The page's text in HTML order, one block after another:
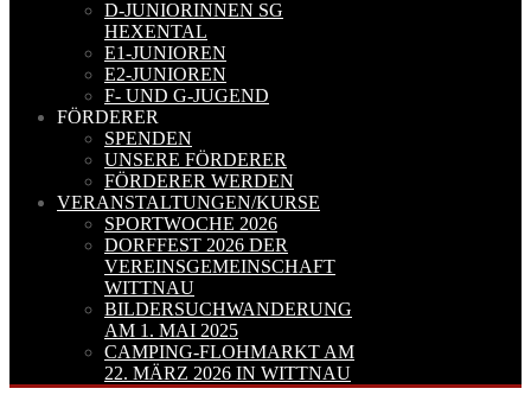
D-JUNIORINNEN SG
HEXENTAL
E1-JUNIOREN
E2-JUNIOREN
F- UND G-JUGEND
FÖRDERER
SPENDEN
UNSERE FÖRDERER
FÖRDERER WERDEN
VERANSTALTUNGEN/KURSE
SPORTWOCHE 2026
DORFFEST 2026 DER
VEREINSGEMEINSCHAFT
WITTNAU
BILDERSUCHWANDERUNG
AM 1. MAI 2025
CAMPING-FLOHMARKT AM
22. MÄRZ 2026 IN WITTNAU